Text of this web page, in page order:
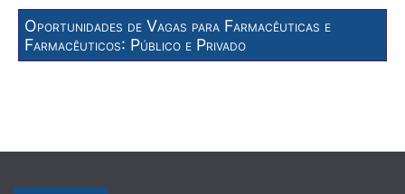
Oportunidades de Vagas para Farmacêuticas e
Farmacêuticos: Público e Privado